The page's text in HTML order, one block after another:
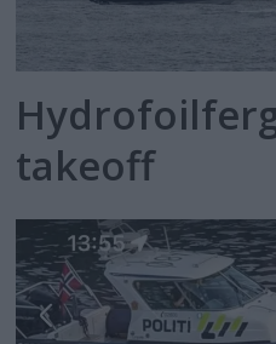
takeoff